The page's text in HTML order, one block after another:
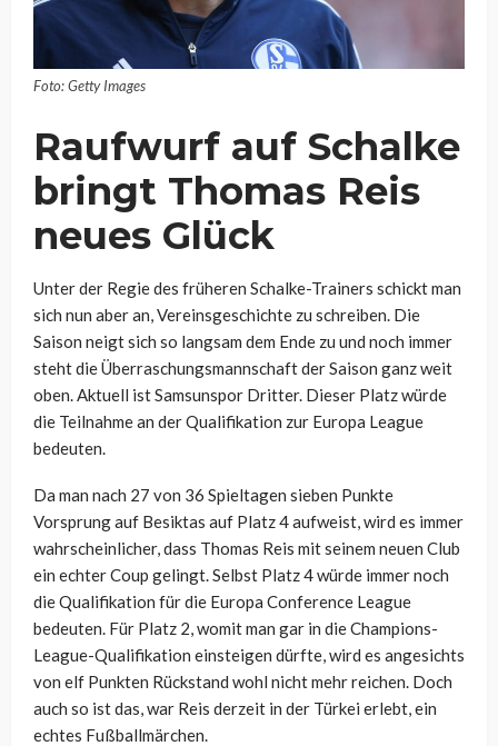
Foto: Getty Images
Raufwurf auf Schalke
bringt Thomas Reis
neues Glück
Unter der Regie des früheren Schalke-Trainers schickt man
sich nun aber an, Vereinsgeschichte zu schreiben. Die
Saison neigt sich so langsam dem Ende zu und noch immer
steht die Überraschungsmannschaft der Saison ganz weit
oben. Aktuell ist Samsunspor Dritter. Dieser Platz würde
die Teilnahme an der Qualifikation zur Europa League
bedeuten.
Da man nach 27 von 36 Spieltagen sieben Punkte
Vorsprung auf Besiktas auf Platz 4 aufweist, wird es immer
wahrscheinlicher, dass Thomas Reis mit seinem neuen Club
ein echter Coup gelingt. Selbst Platz 4 würde immer noch
die Qualifikation für die Europa Conference League
bedeuten. Für Platz 2, womit man gar in die Champions-
League-Qualifikation einsteigen dürfte, wird es angesichts
von elf Punkten Rückstand wohl nicht mehr reichen. Doch
auch so ist das, war Reis derzeit in der Türkei erlebt, ein
echtes Fußballmärchen.